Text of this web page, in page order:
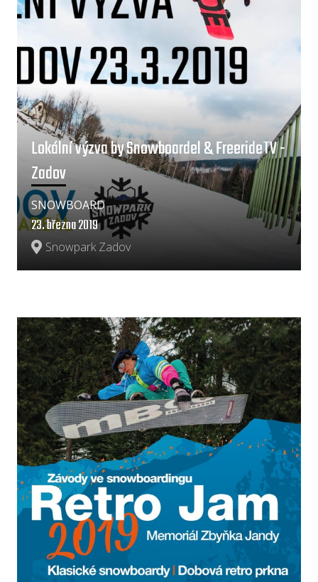
Lokální výzva by Snowboardel & FreerideTV -
Zadov
Snowpark Zadov
23. března 2019
SNOWBOARD